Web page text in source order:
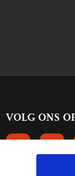
VOLG ONS
VOLGS ONS